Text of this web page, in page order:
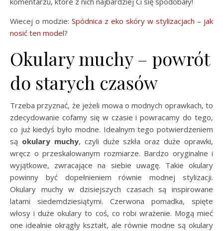
Wiecej o modzie: Spódnica z eko skóry w stylizacjach – jak
nosić ten model?
Okulary muchy – powrót
do starych czasów
Trzeba przyznać, że jeżeli mowa o modnych oprawkach, to
zdecydowanie cofamy się w czasie i powracamy do tego,
co już kiedyś było modne. Idealnym tego potwierdzeniem
są okulary muchy, czyli duże szkła oraz duże oprawki,
wręcz o przeskalowanym rozmiarze. Bardzo oryginalne i
wyjątkowe, zwracające na siebie uwagę. Takie okulary
powinny być dopełnieniem równie modnej stylizacji.
Okulary muchy w dzisiejszych czasach są inspirowane
latami siedemdziesiątymi. Czerwona pomadka, spięte
włosy i duże okulary to coś, co robi wrażenie. Mogą mieć
one idealnie okrągły kształt, ale równie modne są okulary